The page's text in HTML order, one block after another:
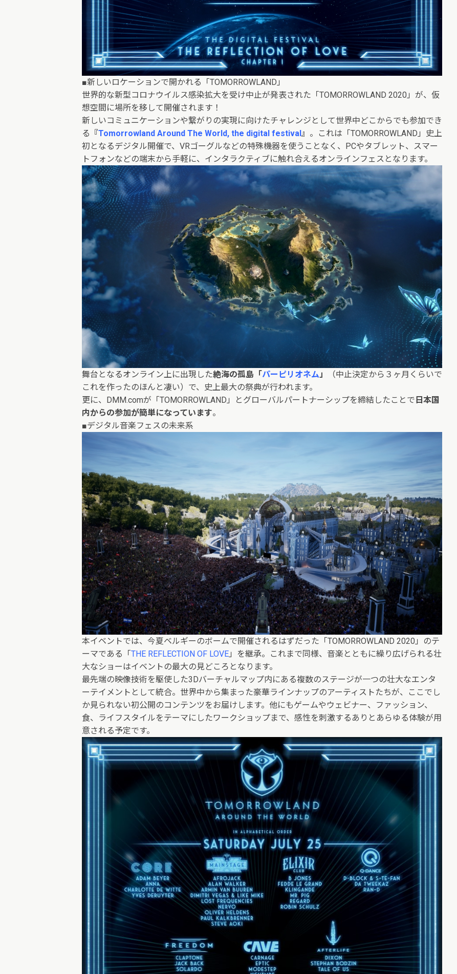
■新しいロケーションで開かれる「TOMORROWLAND」
世界的な新型コロナウイルス感染拡大を受け中止が発表された「TOMORROWLAND 2020」が、仮
想空間に場所を移して開催されます！
新しいコミュニケーションや繋がりの実現に向けたチャレンジとして世界中どこからでも参加でき
る 『Tomorrowland Around The World, the digital festival』 。これは「TOMORROWLAND」史上
初となるデジタル開催で、VRゴーグルなどの特殊機器を使うことなく、PCやタブレット、スマー
トフォンなどの端末から手軽に、インタラクティブに触れ合えるオンラインフェスとなります。
舞台となるオンライン上に出現した絶海の孤島「パーピリオネム 」
（中止決定から３ヶ月くらいで
これを作ったのほんと凄い）で、史上最大の祭典が行われます。
更に、DMM.comが「TOMORROWLAND」とグローバルパートナーシップを締結したことで 日本国
内からの参加が簡単になっています。
■デジタル音楽フェスの未来系
本イベントでは、今夏ベルギーのボームで開催されるはずだった「TOMORROWLAND 2020」のテ
ーマである「THE REFLECTION OF LOVE 」を継承。これまで同様、音楽とともに繰り広げられる壮
大なショーはイベントの最大の見どころとなります。
最先端の映像技術を駆使した3Dバーチャルマップ内にある複数のステージが一つの壮大なエンタ
ーテイメントとして統合。世界中から集まった豪華ラインナップのアーティストたちが、ここでし
か見られない初公開のコンテンツをお届けします。他にもゲームやウェビナー、ファッション、
食、ライフスタイルをテーマにしたワークショップまで、感性を刺激するありとあらゆる体験が用
意される予定です。